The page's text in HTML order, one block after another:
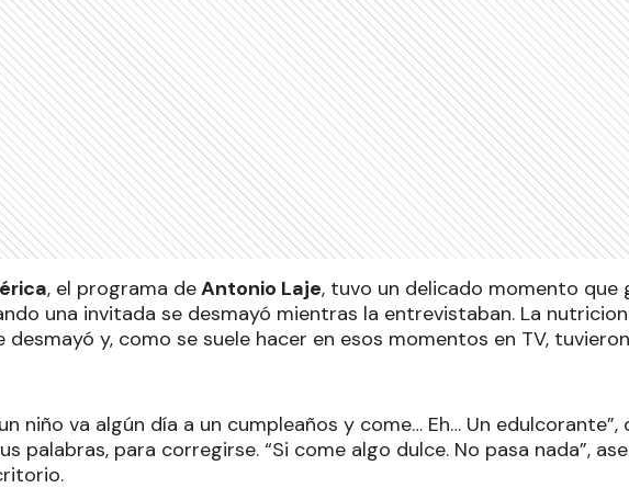
, el programa deAntonio Laje, tuvo un delicado momento que
una invitada se desmayó mientras la entrevistaban. La
desmayó y, como se suele hacer en esos momentos en TV,
niño va algún día a un cumpleaños y come… Eh… Un edulcorante”,
palabras, para corregirse. “Si come algo dulce. No pasa nada”,